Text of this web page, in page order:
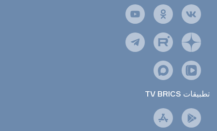
TV BRICS تطبيقات